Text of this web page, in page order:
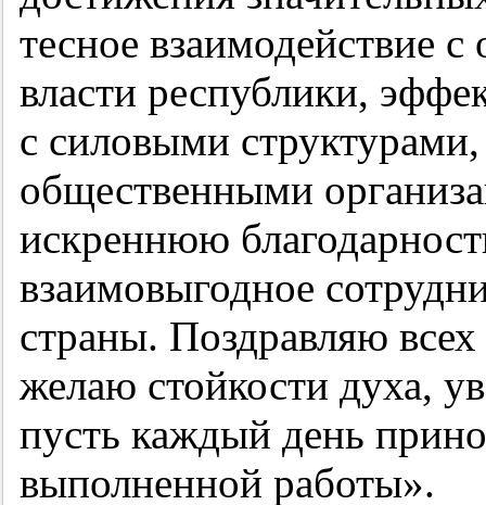
тесное взаимодействие
власти республики,
с силовыми
общественными
искреннюю
взаимовыгодное
страны. Поздравляю
желаю стойкости духа,
пусть каждый день
выполненной работы».